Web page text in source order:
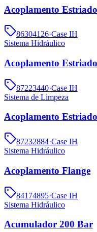
Acoplamento Estriado
86304126·Case IH
Sistema Hidráulico
Acoplamento
87223440·Case IH
Sistema de Limpeza
Acoplamento
87232884·Case IH
Sistema Hidráulico
Acoplamento Flange
84174895·Case IH
Sistema Hidráulico
Acumulador 200 Bar